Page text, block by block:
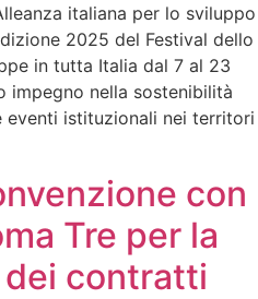
italiana per lo sviluppo
2025 del Festival dello
in tutta Italia dal 7 al 23
impegno nella sostenibilità
eventi istituzionali nei territori
con
Tre per la
contratti